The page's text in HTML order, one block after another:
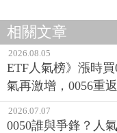
相關文章
2026.08.05
ETF人氣榜》漲時
氣再激增，0056重
2026.07.07
0050誰與爭鋒？人